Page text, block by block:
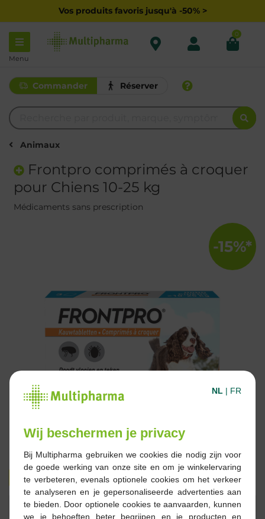
Vos produits favoris jusqu'à -50% >
Menu
0
Commander Réserver
Animaux
Frontpro comprimés à croquer
pour Chiens 10-25 kg
Médicaments sans prescription
-15%*
37,80 € 44,52 €
Commander Réserver
NL | FR
Wij beschermen je privacy
Bij Multipharma gebruiken we cookies die nodig zijn voor
de goede werking van onze site en om je winkelervaring
te verbeteren, evenals optionele cookies om het verkeer
te analyseren en je gepersonaliseerde advertenties aan
te bieden. Door optionele cookies te aanvaarden, kunnen
we je behoeften beter begrijpen en je producten en